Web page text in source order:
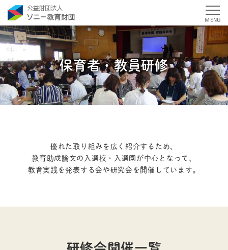
MENU
保育者・教員研修
優れた取り組みを広く紹介するため、
教育助成論文の入選校・入選園が中心となって、
教育実践を発表する会や研究会を開催しています。